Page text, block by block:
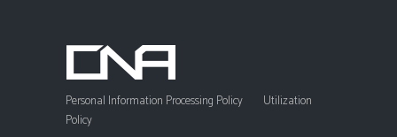
Personal Information Processing Policy
Utilization
Policy